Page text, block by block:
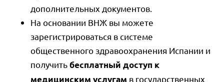
дополнительных документов.
На основании ВНЖ вы можете
зарегистрироваться в системе
общественного здравоохранения Испании и
получитьбесплатный доступ к
медицинским услугам в государственных